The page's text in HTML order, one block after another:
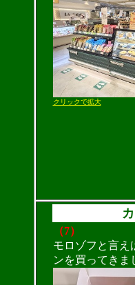
クリックで拡大
（7）
モロゾフと言え
ンを買ってきま